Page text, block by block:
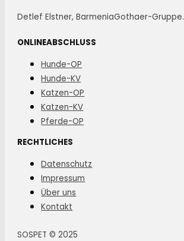
Detlef Elstner, BarmeniaGothaer-Gruppe.
ONLINEABSCHLUSS
Hunde-OP
Hunde-KV
Katzen-OP
Katzen-KV
Pferde-OP
RECHTLICHES
Datenschutz
Impressum
Über uns
Kontakt
SOSPET © 2025